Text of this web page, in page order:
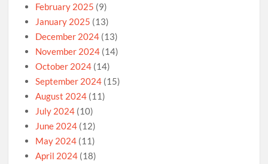
February 2025 (9)
January 2025 (13)
December 2024 (13)
November 2024 (14)
October 2024 (14)
September 2024 (15)
August 2024 (11)
July 2024 (10)
June 2024 (12)
May 2024 (11)
April 2024 (18)